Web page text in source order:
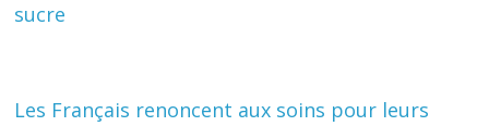
sucre
Les Français renoncent aux soins pour leurs